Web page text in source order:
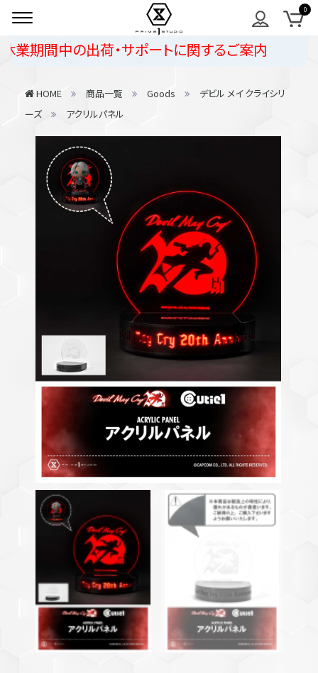
間中の出荷・サポートに関するご案内
HOME 商品一覧 Goods
デビル メイ クライシリ
ーズ
アクリルパネル